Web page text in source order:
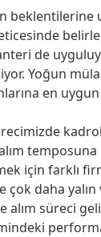
beklentilerine
de
Yoğun
en
için farklı
çok daha
alım süreci